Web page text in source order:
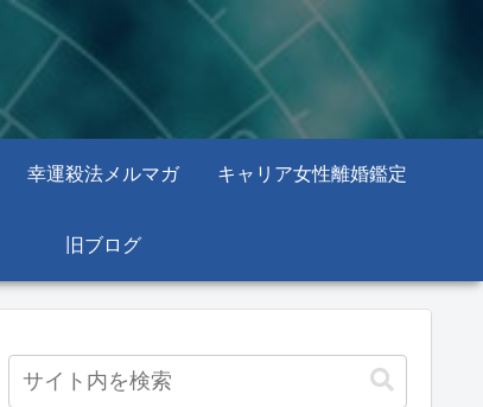
幸運殺法メルマガ キャリア女性離婚鑑定
旧ブログ